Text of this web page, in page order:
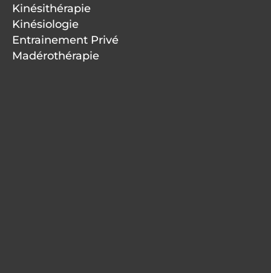
Kinésithérapie
Kinésiologie
Entrainement Privé
Madérothérapie